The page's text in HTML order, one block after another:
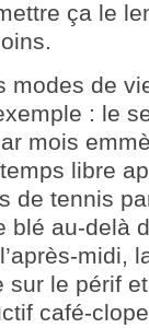
ça le
modes de
: le
mois
libre
de tennis
blé au-delà
midi,
sur le périf
café-